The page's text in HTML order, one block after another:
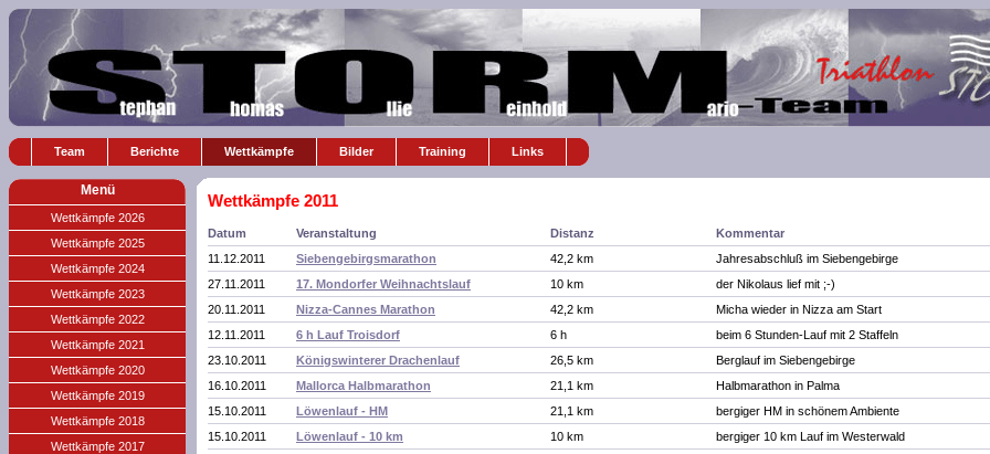
Team Berichte Wettkämpfe Bilder Training Links
Menü
Wettkämpfe 2026
Wettkämpfe 2025
Wettkämpfe 2024
Wettkämpfe 2023
Wettkämpfe 2022
Wettkämpfe 2021
Wettkämpfe 2020
Wettkämpfe 2019
Wettkämpfe 2018
Wettkämpfe 2017
Wettkämpfe 2011
Datum Veranstaltung Distanz
Kommentar
11.12.2011
Siebengebirgsmarathon 42,2 km
Jahresabschluß im Siebengebirge
27.11.2011
17. Mondorfer Weihnachtslauf 10 km
der Nikolaus lief mit ;-)
20.11.2011
Nizza-Cannes Marathon 42,2 km
Micha wieder in Nizza am Start
12.11.2011
6 h Lauf Troisdorf 6 h
beim 6 Stunden-Lauf mit 2 Staffeln
23.10.2011
Königswinterer Drachenlauf 26,5 km
Berglauf im Siebengebirge
16.10.2011
Mallorca Halbmarathon 21,1 km
Halbmarathon in Palma
15.10.2011
Löwenlauf - HM 21,1 km
bergiger HM in schönem Ambiente
15.10.2011
Löwenlauf - 10 km 10 km
bergiger 10 km Lauf im Westerwald